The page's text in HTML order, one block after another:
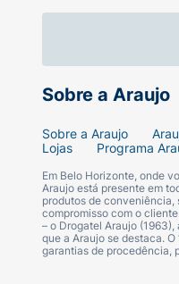
Sobre a Araujo
Sobre a Araujo
Lojas
Programa
Em Belo Horizonte, onde
Araujo está presente em
produtos de conveniência,
compromisso com o
– o Drogatel Araujo
que a Araujo se destaca.
garantias de procedência,